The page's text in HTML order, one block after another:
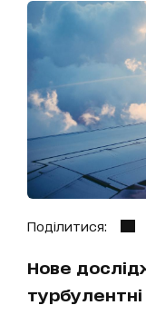
Поділитися:
Нове